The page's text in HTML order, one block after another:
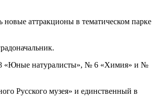
новые аттракционы в тематическом парке
8 «Юные натуралисты», № 6 «Химия» и №
Русского музея» и единственный в